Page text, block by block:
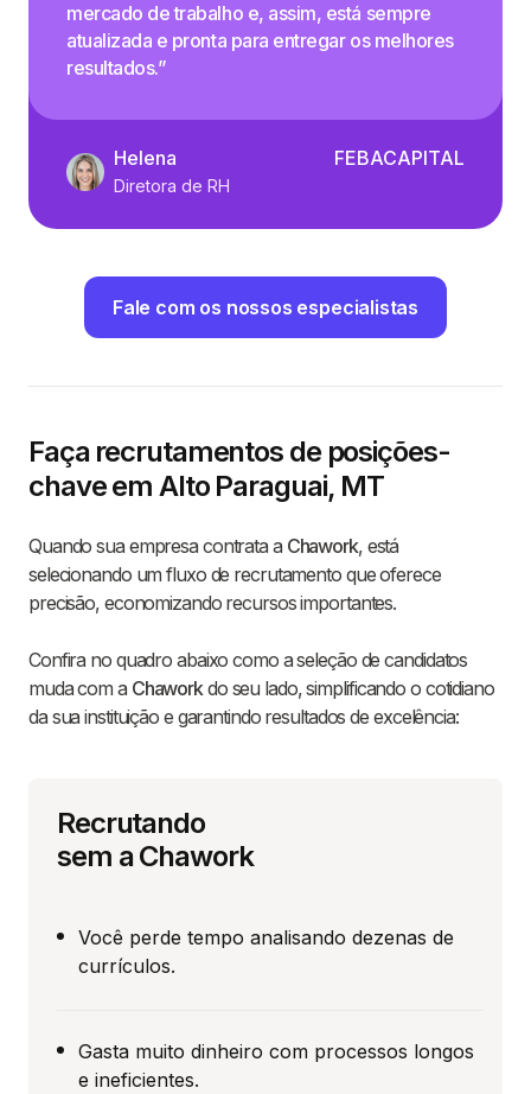
mercado de trabalho e, assim, está sempre
atualizada e pronta para entregar os melhores
resultados.”
Helena
Diretora de RH
FEBACAPITAL
Fale com os nossos especialistas
Faça recrutamentos de posições-
chave em Alto Paraguai, MT
Quando sua empresa contrata a Chawork, está
selecionando um fluxo de recrutamento que oferece
precisão, economizando recursos importantes.
Confira no quadro abaixo como a seleção de candidatos
muda com a Chaworkdo seu lado, simplificando o cotidiano
da sua instituição e garantindo resultados de excelência:
Recrutando
sem a Chawork
Você perde tempo analisando dezenas de
currículos.
Gasta muito dinheiro com processos longos
e ineficientes.